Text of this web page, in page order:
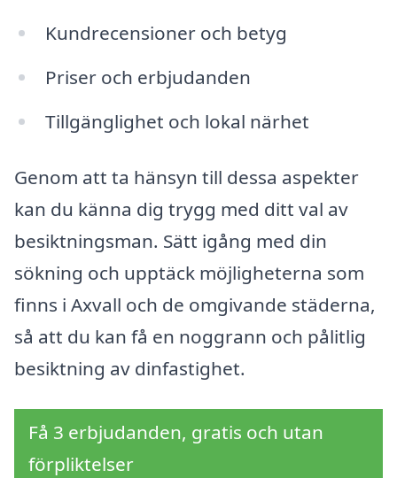
Kundrecensioner och betyg
Priser och erbjudanden
Tillgänglighet och lokal närhet
Genom att ta hänsyn till dessa aspekter
kan du känna dig trygg med ditt val av
besiktningsman. Sätt igång med din
sökning och upptäck möjligheterna som
finns i Axvall och de omgivande städerna,
så att du kan få en noggrann och pålitlig
besiktning av dinfastighet.
Få 3 erbjudanden, gratis och utan
förpliktelser